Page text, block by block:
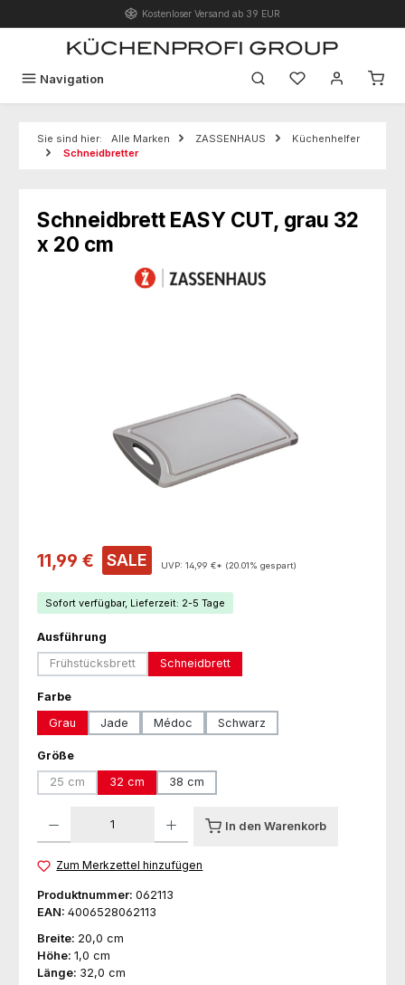
Zum Hauptinhalt springenKostenloser Versand ab 39 EUR
Navigation Du hast 0
Sie sind hier: Alle Marken ZASSENHAUS
Küchenhelfer
Schneidbretter
Schneidbrett EASY CUT, grau 32
x 20 cm
Verkaufspreis:
11,99 € SALE UVP: 14,99 €* (20.01% gespart)
Sofort verfügbar, Lieferzeit: 2-5 Tage
Ausführung
Frühstücksbrett
(Diese Option ist zurzeit nicht verfügbar.)
Schneidbrett
Farbeauswählen
Grau
Jade Médoc Schwarz
Größeauswählen
25 cm
(Diese Option ist zurzeit nicht verfügbar.)
32 cm 38 cm
In den Warenkorb
Zum Merkzettel hinzufügen
Produktnummer: 062113
EAN: 4006528062113
Breite: 20,0 cm
Höhe: 1,0 cm
Länge: 32,0 cm